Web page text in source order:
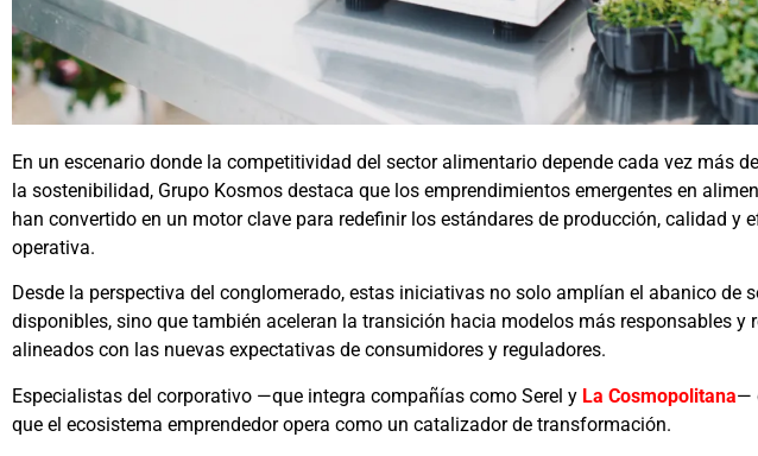
En un escenario donde la competitividad del sector alimentario depende cada vez más
la sostenibilidad, Grupo Kosmos destaca que los emprendimientos emergentes en
han convertido en un motor clave para redefinir los estándares de producción, calidad y
operativa.
Desde la perspectiva del conglomerado, estas iniciativas no solo amplían el abanico de
disponibles, sino que también aceleran la transición hacia modelos más responsables y
alineados con las nuevas expectativas de consumidores y reguladores.
Especialistas del corporativo —que integra compañías como Serel y La Cosmopolitana—
que el ecosistema emprendedor opera como un catalizador de transformación.